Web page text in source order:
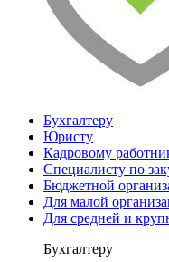
Бухгалтеру
Юристу
Кадровому
Специалисту по
Бюджетной
Для малой
Для средней и
Бухгалтеру